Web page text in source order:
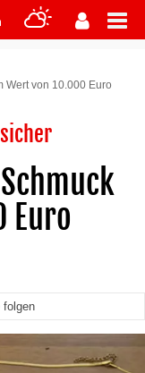
Wert von 10.000 Euro
Euro
folgen